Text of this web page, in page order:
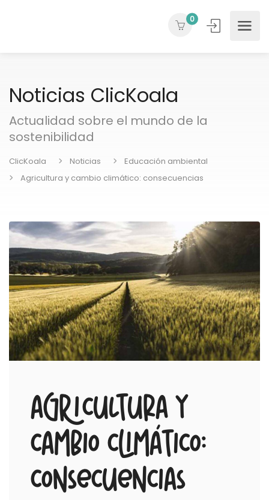
0
Noticias ClicKoala
Actualidad sobre el mundo de la
sostenibilidad
ClicKoala Noticias
Educación ambiental
Agricultura y cambio climático: consecuencias
Agricultura y
cambio climático:
consecuencias